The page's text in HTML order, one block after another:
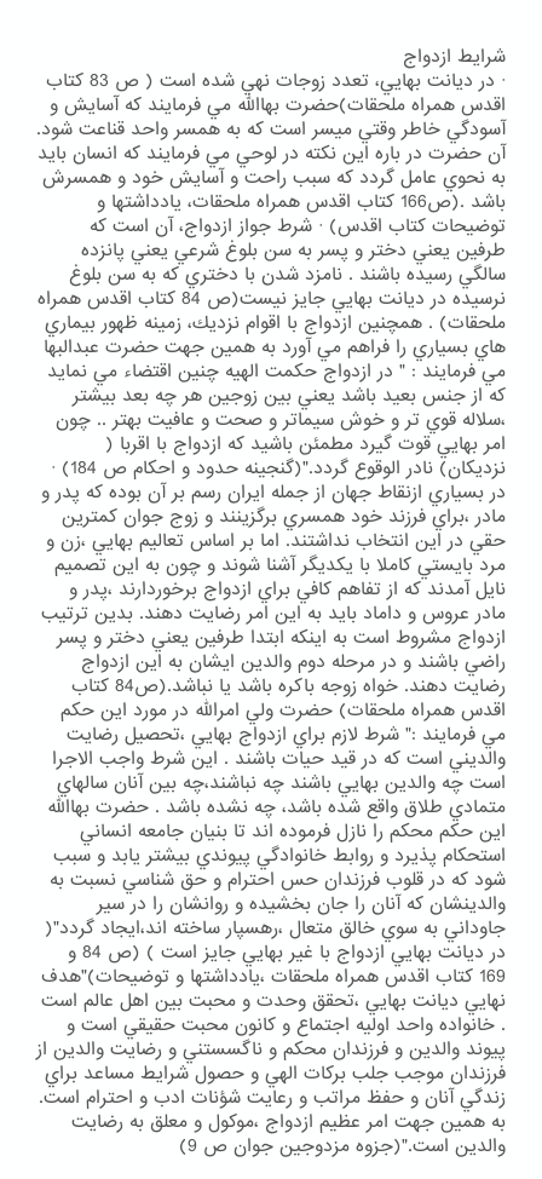
شرايط ازدواج
· در ديانت بهايي، تعدد زوجات نهي شده است ( ص 83 كتاب
اقدس همراه ملحقات)حضرت بهاالله مي فرمايند كه آسايش و
آسودگي خاطر وقتي ميسر است كه به همسر واحد قناعت شود.
آن حضرت در باره اين نكته در لوحي مي فرمايند كه انسان بايد
به نحوي عامل گردد كه سبب راحت و آسايش خود و همسرش
باشد .(ص166 كتاب اقدس همراه ملحقات، يادداشتها و
توضيحات كتاب اقدس) · شرط جواز ازدواج، آن است كه
طرفين يعني دختر و پسر به سن بلوغ شرعي يعني پانزده
سالگي رسيده باشند . نامزد شدن با دختري كه به سن بلوغ
نرسيده در ديانت بهايي جايز نيست(ص 84 كتاب اقدس همراه
ملحقات) . همچنين ازدواج با اقوام نزديك، زمينه ظهور بيماري
هاي بسياري را فراهم مي آورد به همين جهت حضرت عبدالبها
مي فرمايند : " در ازدواج حكمت الهيه چنين اقتضاء مي نمايد
كه از جنس بعيد باشد يعني بين زوجين هر چه بعد بيشتر
،سلاله قوي تر و خوش سيماتر و صحت و عافيت بهتر .. چون
امر بهايي قوت گيرد مطمئن باشيد كه ازدواج با اقربا (
نزديكان) نادر الوقوع گردد."(گنجينه حدود و احكام ص 184) ·
در بسياري ازنقاط جهان از جمله ايران رسم بر آن بوده كه پدر و
مادر ،براي فرزند خود همسري برگزينند و زوج جوان كمترين
حقي در اين انتخاب نداشتند. اما بر اساس تعاليم بهايي ،زن و
مرد بايستي كاملا با يكديگر آشنا شوند و چون به اين تصميم
نايل آمدند كه از تفاهم كافي براي ازدواج برخوردارند ،پدر و
مادر عروس و داماد بايد به اين امر رضايت دهند. بدين ترتيب
ازدواج مشروط است به اينكه ابتدا طرفين يعني دختر و پسر
راضي باشند و در مرحله دوم والدين ايشان به اين ازدواج
رضايت دهند. خواه زوجه باكره باشد يا نباشد.(ص84 كتاب
اقدس همراه ملحقات) حضرت ولي امرالله در مورد اين حكم
مي فرمايند :" شرط لازم براي ازدواج بهايي ،تحصيل رضايت
والديني است كه در قيد حيات باشند . اين شرط واجب الاجرا
است چه والدين بهايي باشند چه نباشند،چه بين آنان سالهاي
متمادي طلاق واقع شده باشد، چه نشده باشد . حضرت بهاالله
اين حكم محكم را نازل فرموده اند تا بنيان جامعه انساني
استحكام پذيرد و روابط خانوادگي پيوندي بيشتر يابد و سبب
شود كه در قلوب فرزندان حس احترام و حق شناسي نسبت به
والدينشان كه آنان را جان بخشيده و روانشان را در سير
جاوداني به سوي خالق متعال ،رهسپار ساخته اند،ايجاد گردد"(
در ديانت بهايي ازدواج با غير بهايي جايز است ) (ص 84 و
169 كتاب اقدس همراه ملحقات ،يادداشتها و توضيحات)"هدف
نهايي ديانت بهايي ،تحقق وحدت و محبت بين اهل عالم است
. خانواده واحد اوليه اجتماع و كانون محبت حقيقي است و
پيوند والدين و فرزندان محكم و ناگسستني و رضايت والدين از
فرزندان موجب جلب بركات الهي و حصول شرايط مساعد براي
زندگي آنان و حفظ مراتب و رعايت شؤنات ادب و احترام است.
به همين جهت امر عظيم ازدواج ،موكول و معلق به رضايت
والدين است."(جزوه مزدوجين جوان ص 9)